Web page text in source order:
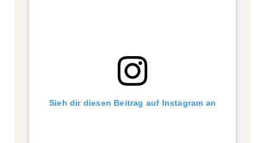
Sieh dir diesen Beitrag auf Instagram an